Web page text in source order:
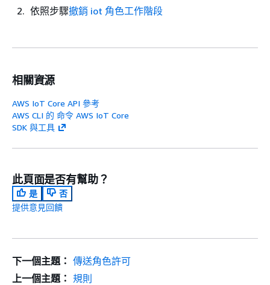
依照步驟撤銷 iot 角色工作階段
相關資源
AWS IoT Core API 參考
AWS CLI 的 命令 AWS IoT Core
SDK 與工具
此頁面是否有幫助？
是
否
提供意見回饋
下一個主題： 傳送角色許可
上一個主題： 規則